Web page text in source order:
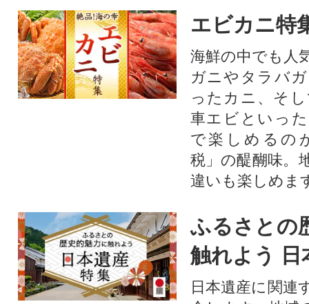
エビカニ特
海鮮の中でも人
ガニやタラバ
ったカニ、そ
車エビといっ
で楽しめるの
税」の醍醐味。
違いも楽しめま
ふるさとの
触れよう 日
日本遺産に関連